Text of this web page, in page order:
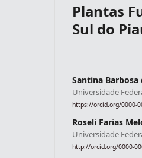
Plantas
Sul do
Santina Barbosa
Universidade
https://orcid.org/0000-
Roseli Farias
Universidade
http://orcid.org/0000-